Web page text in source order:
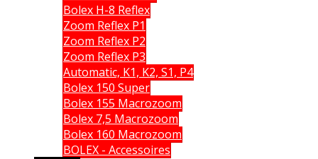
Bolex H-8 Reflex
Zoom Reflex P1
Zoom Reflex P2
Zoom Reflex P3
Automatic, K1, K2, S1, P4
Bolex 150 Super
Bolex 155 Macrozoom
Bolex 7,5 Macrozoom
Bolex 160 Macrozoom
BOLEX - Accessoires